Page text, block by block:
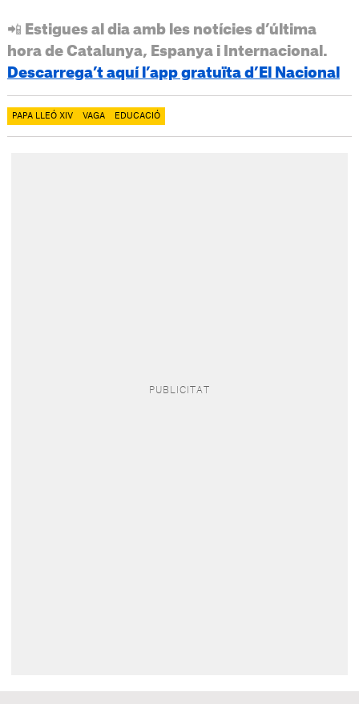
📲 Estigues al dia amb les notícies d’última
hora de Catalunya, Espanya i Internacional.
Descarrega’t aquí l’app gratuïta d’El Nacional
PAPA LLEÓ XIV VAGA EDUCACIÓ